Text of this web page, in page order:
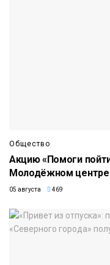
Общество
Акцию «Помоги
Молодёжном центре
05 августа 469